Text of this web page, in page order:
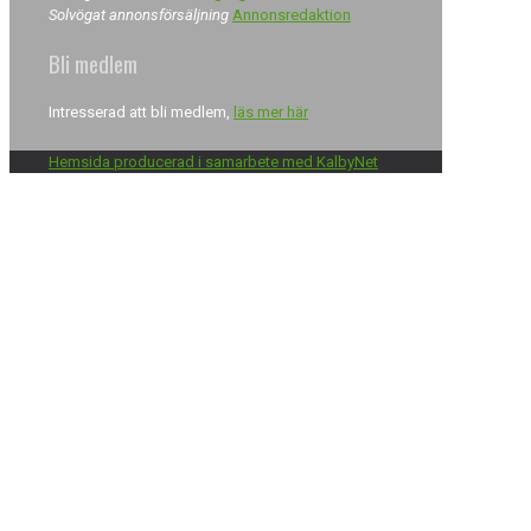
Solvögat annonsförsäljning Annonsredaktion
Bli medlem
Intresserad att bli medlem, läs mer här
Hemsida producerad i samarbete med KalbyNet